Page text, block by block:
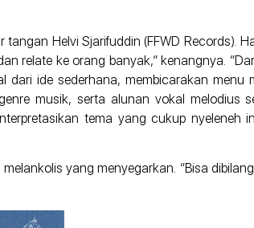
Helvi Sjarifuddin (FFWD Records).
relate ke orang banyak,” kenangnya.
ide sederhana, membicarakan menu
musik, serta alunan vokal melodius
tema yang cukup nyeleneh
yang menyegarkan. “Bisa